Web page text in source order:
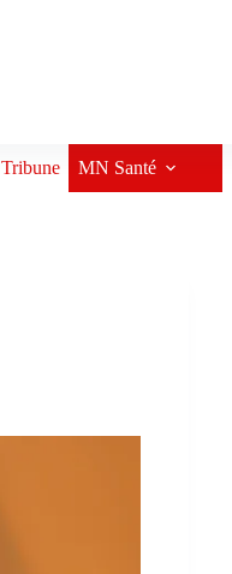
Tribune MN Santé